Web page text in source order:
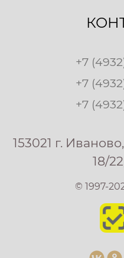
+7
+7
+7
153021 г.
18/
© 1997-